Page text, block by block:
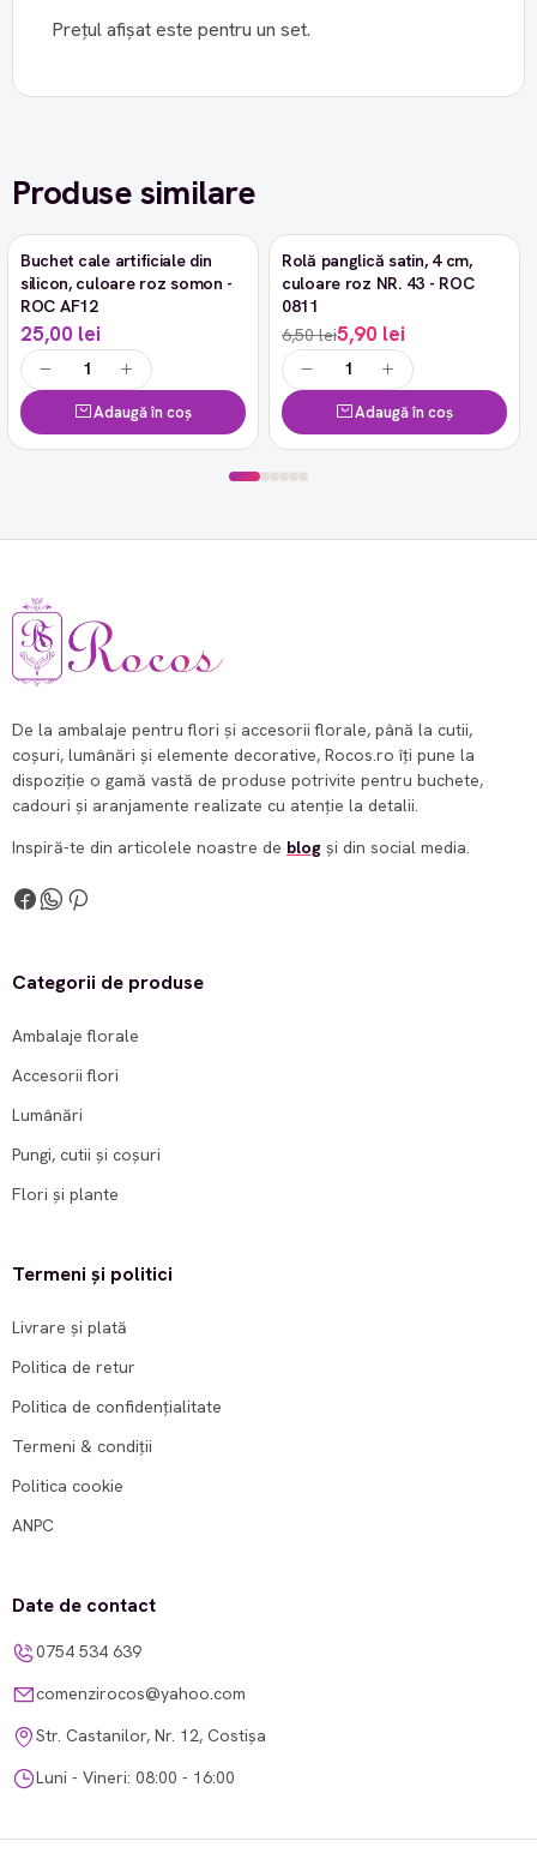
Prețul afișat este pentru un set.
Produse similare
Buchet cale artificiale din
silicon, culoare roz somon -
ROC AF12
25,00 lei
Adaugă în coș
-9%
Rolă panglică satin, 4 cm,
culoare roz NR. 43 - ROC
0811
6,50 lei5,90 lei
Adaugă în coș
De la ambalaje pentru flori și accesorii florale, până la cutii,
coșuri, lumânări și elemente decorative, Rocos.ro îți pune la
dispoziție o gamă vastă de produse potrivite pentru buchete,
cadouri și aranjamente realizate cu atenție la detalii.
Inspiră-te din articolele noastre de blog și din social media.
Categorii de produse
Ambalaje florale
Accesorii flori
Lumânări
Pungi, cutii și coșuri
Flori și plante
Termeni și politici
Livrare și plată
Politica de retur
Politica de confidențialitate
Termeni & condiții
Politica cookie
ANPC
Date de contact
0754 534 639
comenzirocos@yahoo.com
Str. Castanilor, Nr. 12, Costișa
Luni - Vineri: 08:00 - 16:00